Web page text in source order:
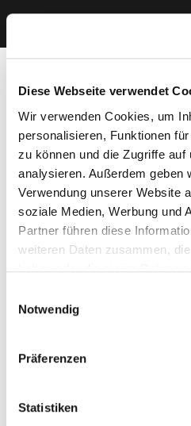
Diese Webseite verwendet
Wir verwenden Cookies, um
personalisieren, Funktionen
zu können und die Zugriffe auf
analysieren. Außerdem geben
Verwendung unserer Website
soziale Medien, Werbung und
Partner führen diese
weiteren Daten zusammen,
Cookies, wenn Sie unsere
Notwendig
Präferenzen
Statistiken